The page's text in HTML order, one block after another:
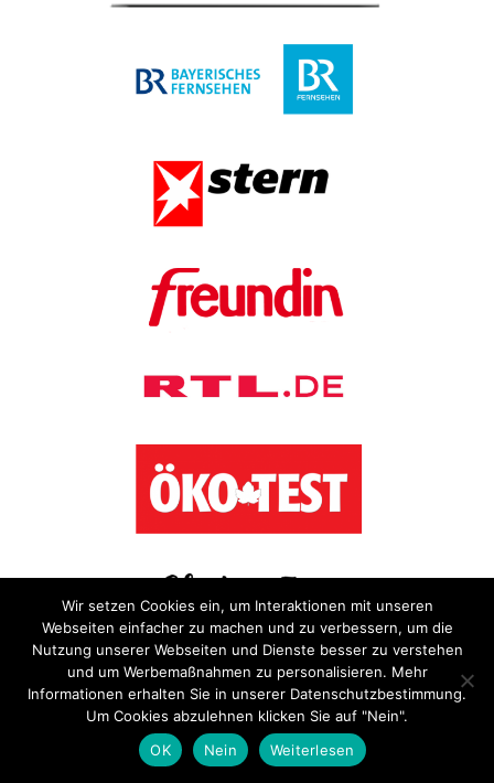
Wir setzen Cookies ein, um Interaktionen mit unseren
Webseiten einfacher zu machen und zu verbessern, um die
Nutzung unserer Webseiten und Dienste besser zu verstehen
und um Werbemaßnahmen zu personalisieren. Mehr
Informationen erhalten Sie in unserer Datenschutzbestimmung.
Um Cookies abzulehnen klicken Sie auf "Nein".
OK
Nein Weiterlesen